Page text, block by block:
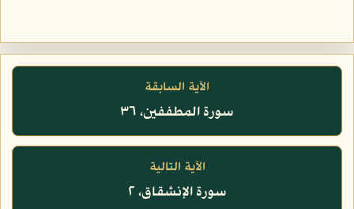
الآية السابقة
سورة المطففين، ٣٦
الآية التالية
سورة الإنشقاق، ٢